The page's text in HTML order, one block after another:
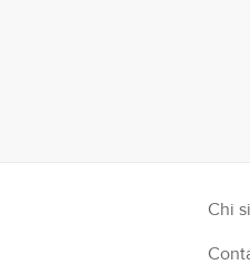
Chi